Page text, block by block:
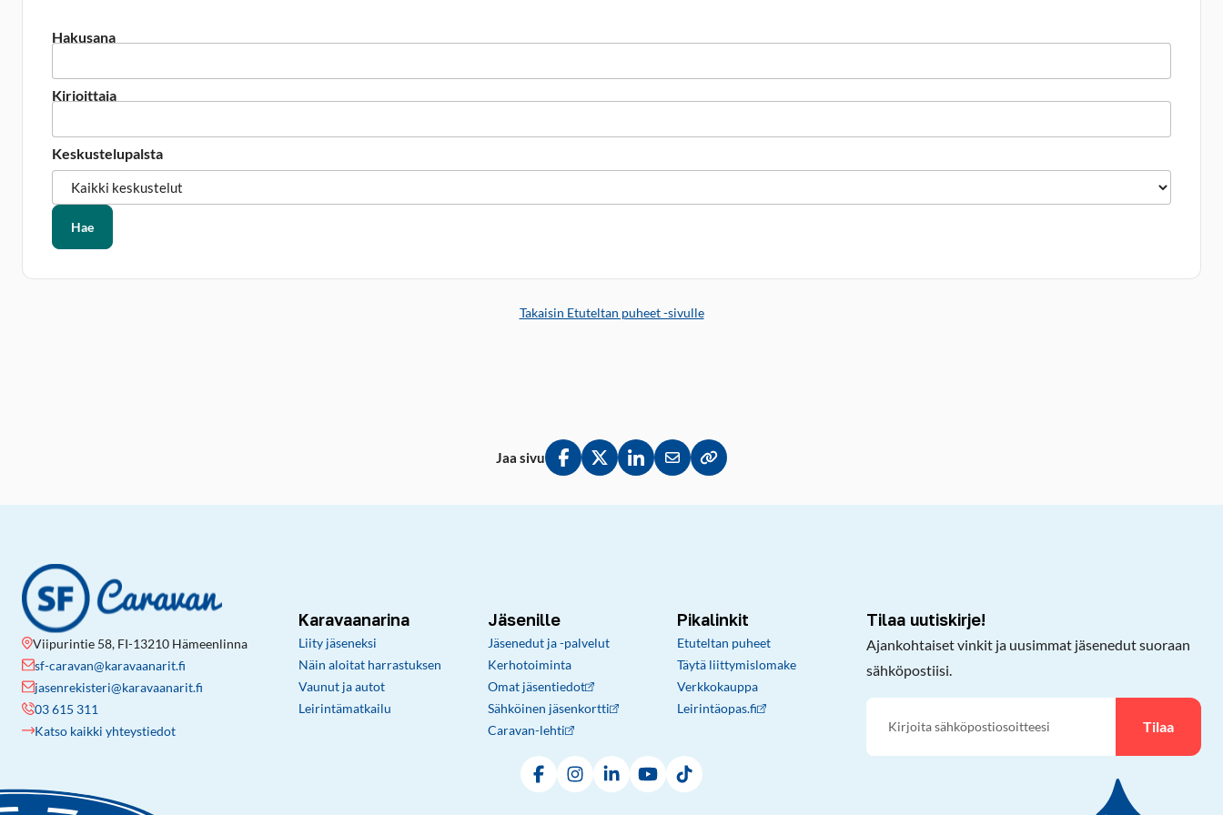
Hakusana
Kirjoittaja
Keskustelupalsta
Hae
Takaisin Etuteltan puheet -sivulle
Jaa sivu
Jaa Facebookissa
Jaa Twitterissä
Jaa LinkedInissä
Jaa sähköpostitse
Kopioi linkki leikepöydälle
Viipurintie 58, FI-13210 Hämeenlinna
sf-caravan@karavaanarit.fi
jasenrekisteri@karavaanarit.fi
03 615 311
Katso kaikki yhteystiedot
Karavaanarina
Liity jäseneksi
Näin aloitat harrastuksen
Vaunut ja autot
Leirintämatkailu
Jäsenille
Jäsenedut ja -palvelut
Kerhotoiminta
Omat jäsentiedot
Sähköinen jäsenkortti
Caravan-lehti
Pikalinkit
Etuteltan puheet
Täytä liittymislomake
Verkkokauppa
Leirintäopas.fi
Tilaa uutiskirje!
Ajankohtaiset vinkit ja uusimmat jäsenedut suoraan
sähköpostiisi.
Tilaa
FacebookInstagramLinkedInYouTubeTikTok